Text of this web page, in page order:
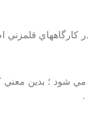
قلمزني‌
شود ؛ بدين‌
.